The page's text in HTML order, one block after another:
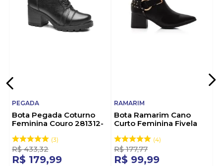
PEGADA
Bota Pegada Coturno
Feminina Couro 281312-
3
R$ 433,32
R$ 179,99
RAMARIM
Bota Ramarim Cano
Curto Feminina Fivela
4
R$ 177,77
R$ 99,99